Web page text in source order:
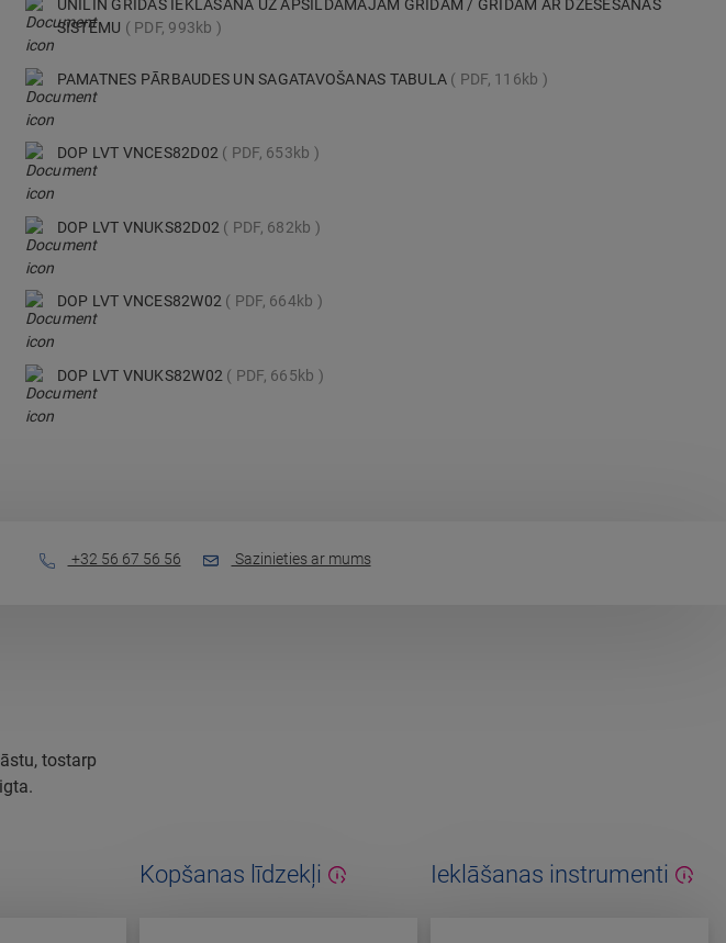
UNILIN GRĪDAS IEKLĀŠANA UZ APSILDĀMAJĀM GRĪDĀM / GRĪDĀM AR DZESĒŠANAS
SISTĒMU
PDF, 993kb
PAMATNES PĀRBAUDES UN SAGATAVOŠANAS TABULA PDF, 116kb
DOP LVT VNCES82D02 PDF, 653kb
DOP LVT VNUKS82D02 PDF, 682kb
DOP LVT VNCES82W02 PDF, 664kb
DOP LVT VNUKS82W02 PDF, 665kb
+32 56 67 56 56 Sazinieties ar mums
tostarp
Kopšanas līdzekļi Ieklāšanas instrumenti